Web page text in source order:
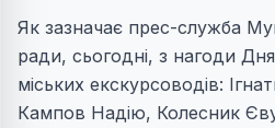
Як зазначає прес-служба
ради, сьогодні, з нагоди
міських екскурсоводів:
Кампов Надію, Колесник